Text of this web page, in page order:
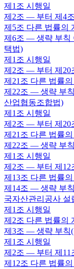
제1조 시행일
제2조 — 부터 제4
제5조 다른 법률의
제6조 — 생략 부칙
택법)
제1조 시행일
제2조 — 부터 제20
제21조 다른 법률
제22조 — 생략 부
산업협동조합법)
제1조 시행일
제2조 — 부터 제20
제21조 다른 법률
제22조 — 생략 부
제1조 시행일
제2조 — 부터 제12
제13조 다른 법률
제14조 — 생략 부
국자산관리공사
제1조 시행일
제2조 다른 법률의
제3조 — 생략 부칙(
제1조 시행일
제2조 — 부터 제11
제12조 다른 법률